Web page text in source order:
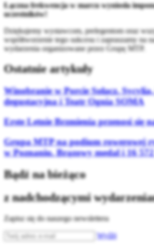
Łączna frekwencja w marcu wyniosła
uczestników!
Dziękujemy wystawcom, prelegentom oraz
współtworzenie tego sukcesu i zapraszamy na
wydarzenia organizowane przez Grupę MTP.
Ostatnie artykuły
Winobranie w Porcie Sołacz.
degustacyjna i Teatr Ognia SOMA
Erste Letnie Brzmienia przenosi się
Grupa MTP na podium rowerowej
w Poznaniu. Brązowy medal i 16
Bądź na bieżąco
z nadchodzącymi
Zapisz się do naszego newslettera
Wyślij